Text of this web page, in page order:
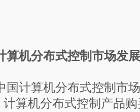
算机分布式控制市场发
计算机分布式控制市场
分布式控制产品购